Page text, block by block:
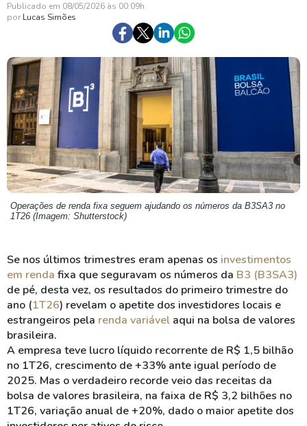
Publicado em 08/05/2026 às 00:09h
por Lucas Simões
Operações de renda fixa seguem ajudando os números da B3SA3 no
1T26 (Imagem: Shutterstock)
Se nos últimos trimestres eram apenas os investimentos
em renda fixa que seguravam os números da B3 (B3SA3)
de pé, desta vez, os resultados do primeiro trimestre do
ano (1T26) revelam o apetite dos investidores locais e
estrangeiros pela renda variável aqui na bolsa de valores
brasileira.
A empresa teve lucro líquido recorrente de R$ 1,5 bilhão
no 1T26, crescimento de +33% ante igual período de
2025. Mas o verdadeiro recorde veio das receitas da
bolsa de valores brasileira, na faixa de R$ 3,2 bilhões no
1T26, variação anual de +20%, dado o maior apetite dos